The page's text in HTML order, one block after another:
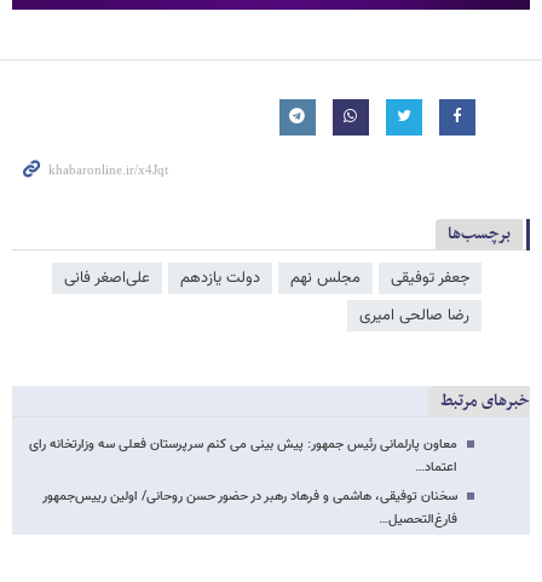
برچسب‌ها
جعفر توفیقی مجلس نهم دولت یازدهم
علی‌اصغر فانی
رضا صالحی امیری
خبرهای مرتبط
معاون پارلمانی رئیس جمهور: پیش بینی می کنم سرپرستان فعلی سه وزارتخانه رای
اعتماد…
سخنان توفیقی، هاشمی و فرهاد رهبر در حضور حسن روحانی/ اولین رییس‌جمهور
فارغ‌التحصیل…